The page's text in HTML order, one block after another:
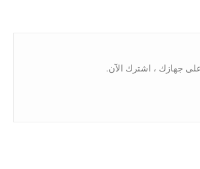
جهازك ، اشترك الآن.